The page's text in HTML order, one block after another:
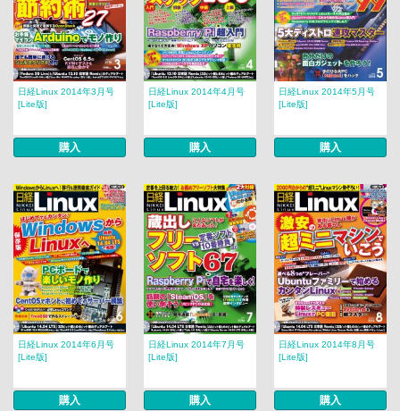
日経Linux 2014年3月号
[Lite版]
購入
日経Linux 2014年4月号
[Lite版]
購入
日経Linux 2014年5月号
[Lite版]
購入
日経Linux 2014年6月号
[Lite版]
購入
日経Linux 2014年7月号
[Lite版]
購入
日経Linux 2014年8月号
[Lite版]
購入